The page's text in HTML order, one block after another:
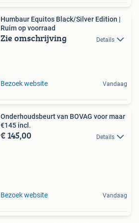
Humbaur Equitos Black/Silver Edition |
Ruim op voorraad
Zie omschrijving Details
Bezoek website Vandaag
Onderhoudsbeurt van BOVAG voor maar
€145 incl.
€ 145,00 Details
Bezoek website Vandaag